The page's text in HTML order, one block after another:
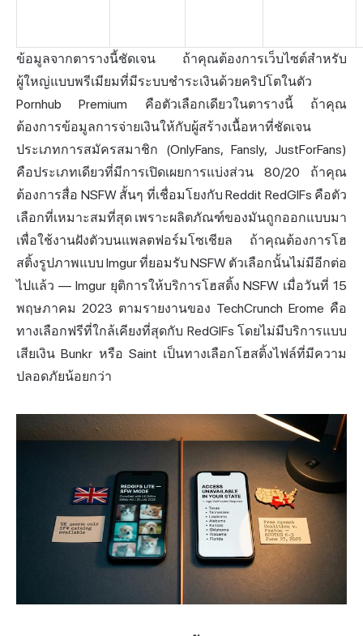
ข้อมูลจากตารางนี้ชัดเจน ถ้าคุณต้องการเว็บไซต์สำหรับ
ผู้ใหญ่แบบพรีเมียมที่มีระบบชำระเงินด้วยคริปโตในตัว
Pornhub Premium คือตัวเลือกเดียวในตารางนี้ ถ้าคุณ
ต้องการข้อมูลการจ่ายเงินให้กับผู้สร้างเนื้อหาที่ชัดเจน
ประเภทการสมัครสมาชิก (OnlyFans, Fansly, JustForFans)
คือประเภทเดียวที่มีการเปิดเผยการแบ่งส่วน 80/20 ถ้าคุณ
ต้องการสื่อ NSFW สั้นๆ ที่เชื่อมโยงกับ Reddit RedGIFs คือตัว
เลือกที่เหมาะสมที่สุด เพราะผลิตภัณฑ์ของมันถูกออกแบบมา
เพื่อใช้งานฝังตัวบนแพลตฟอร์มโซเชียล ถ้าคุณต้องการโฮ
สติ้งรูปภาพแบบ Imgur ที่ยอมรับ NSFW ตัวเลือกนั้นไม่มีอีกต่อ
ไปแล้ว — Imgur ยุติการให้บริการโฮสติ้ง NSFW เมื่อวันที่ 15
พฤษภาคม 2023 ตามรายงานของ TechCrunch Erome คือ
ทางเลือกฟรีที่ใกล้เคียงที่สุดกับ RedGIFs โดยไม่มีบริการแบบ
เสียเงิน Bunkr หรือ Saint เป็นทางเลือกโฮสติ้งไฟล์ที่มีความ
ปลอดภัยน้อยกว่า